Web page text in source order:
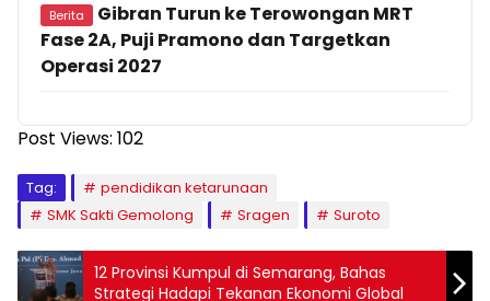
Berita
Gibran Turun ke Terowongan MRT
Fase 2A, Puji Pramono dan Targetkan
Operasi 2027
Post Views: 102
Tag:
pendidikan ketarunaan
SMK Sakti Gemolong
Sragen Suroto
12 Provinsi Kumpul di Semarang, Bahas
Strategi Hadapi Tekanan Ekonomi Global